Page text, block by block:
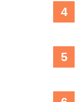
4
5